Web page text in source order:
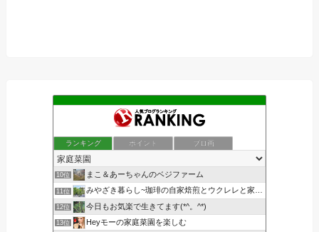
ランキング ポイント ブロ画
10位 まこ＆あーちゃんのベジファーム
11位 みやざき暮らし~珈琲の自家焙煎とウクレレと家庭菜園~
12位 今日もお気楽で生きてます(*^。^*)
13位 Heyモーの家庭菜園を楽しむ